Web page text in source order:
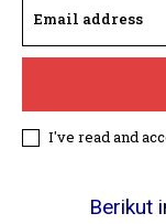
I've read and
Berikut